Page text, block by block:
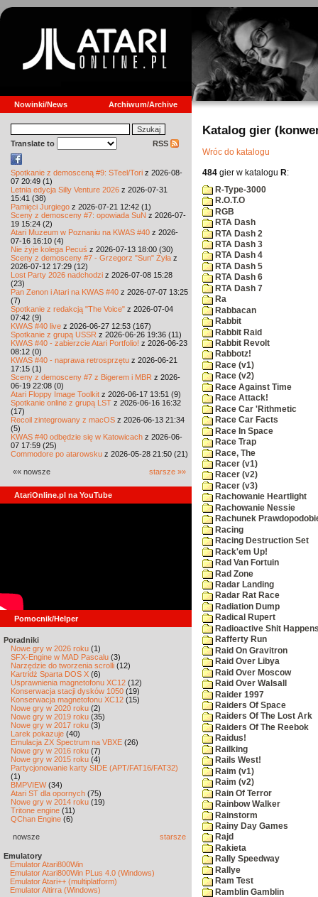
Nowinki/News Archiwum/Archive
Translate to RSS
Spotkanie z demosceną #9: STeel/Tori z 2026-08-
07 20:49 (1)
Letnia edycja Silly Venture 2026 z 2026-07-31
15:41 (38)
Pamięci Jurgiego z 2026-07-21 12:42 (1)
Sceny z demosceny #7: opowiada SuN z 2026-07-
19 15:24 (2)
Atari Muzeum w Poznaniu na KWAS #40 z 2026-
07-16 16:10 (4)
Nie żyje kolega Pecuś z 2026-07-13 18:00 (30)
Sceny z demosceny #7 - Grzegorz "Sun" Żyła z
2026-07-12 17:29 (12)
Lost Party 2026 nadchodzi z 2026-07-08 15:28
(23)
Pan Zenon i Atari na KWAS #40 z 2026-07-07 13:25
(7)
Spotkanie z redakcją "The Voice" z 2026-07-04
07:42 (9)
KWAS #40 live z 2026-06-27 12:53 (167)
Spotkanie z grupą USSR z 2026-06-26 19:36 (11)
KWAS #40 - zabierzcie Atari Portfolio! z 2026-06-23
08:12 (0)
KWAS #40 - naprawa retrosprzętu z 2026-06-21
17:15 (1)
Sceny z demosceny #7 z Bigerem i MBR z 2026-
06-19 22:08 (0)
Atari Floppy Image Toolkit z 2026-06-17 13:51 (9)
Spotkanie online z grupą LST z 2026-06-16 16:32
(17)
Recoil zintegrowany z macOS z 2026-06-13 21:34
(5)
KWAS #40 odbędzie się w Katowicach z 2026-06-
07 17:59 (25)
Commodore po atarowsku z 2026-05-28 21:50 (21)
«« nowsze starsze »»
AtariOnline.pl na YouTube
Pomocnik/Helper
Poradniki
Nowe gry w 2026 roku (1)
SFX-Engine w MAD Pascalu (3)
Narzędzie do tworzenia scrolli (12)
Kartridż Sparta DOS X (6)
Usprawnienia magnetofonu XC12 (12)
Konserwacja stacji dysków 1050 (19)
Konserwacja magnetofonu XC12 (15)
Nowe gry w 2020 roku (2)
Nowe gry w 2019 roku (35)
Nowe gry w 2017 roku (3)
Larek pokazuje (40)
Emulacja ZX Spectrum na VBXE (26)
Nowe gry w 2016 roku (7)
Nowe gry w 2015 roku (4)
Partycjonowanie karty SIDE (APT/FAT16/FAT32)
(1)
BMPVIEW(34)
Atari ST dla opornych (75)
Nowe gry w 2014 roku (19)
Tritone engine (11)
QChan Engine (6)
nowsze starsze
Emulatory
Emulator Atari800Win
Emulator Atari800Win PLus 4.0 (Windows)
Emulator Atari++ (multiplatform)
Emulator Altirra (Windows)
Katalog gier
Wróc do katalogu
484 gier w katalogu R:
R-Type-3000
R.O.T.O
RGB
RTA Dash
RTA Dash 2
RTA Dash 3
RTA Dash 4
RTA Dash 5
RTA Dash 6
RTA Dash 7
Ra
Rabbacan
Rabbit
Rabbit Raid
Rabbit Revolt
Rabbotz!
Race (v1)
Race (v2)
Race Against Time
Race Attack!
Race Car 'Rithmetic
Race Car Facts
Race In Space
Race Trap
Race, The
Racer (v1)
Racer (v2)
Racer (v3)
Rachowanie Heartlight
Rachowanie Nessie
Rachunek
Racing
Racing Destruction Set
Rack'em Up!
Rad Van Fortuin
Rad Zone
Radar Landing
Radar Rat Race
Radiation Dump
Radical Rupert
Radioactive Shit
Rafferty Run
Raid On Gravitron
Raid Over Libya
Raid Over Moscow
Raid Over Walsall
Raider 1997
Raiders Of Space
Raiders Of The Lost Ark
Raiders Of The Reebok
Raidus!
Railking
Rails West!
Raim (v1)
Raim (v2)
Rain Of Terror
Rainbow Walker
Rainstorm
Rainy Day Games
Rajd
Rakieta
Rally Speedway
Rallye
Ram Test
Ramblin Gamblin